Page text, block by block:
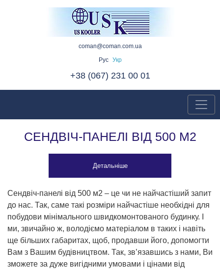
coman@coman.com.ua
Рус
Укр
+38 (067) 231 00 01
СЕНДВІЧ-ПАНЕЛІ ВІД 500 М2
Детальніше
Сендвіч-панелі від 500 м2 – це чи не найчастіший запит
до нас. Так, саме такі розміри найчастіше необхідні для
побудови мінімального швидкомонтованого будинку. І
ми, звичайно ж, володіємо матеріалом в таких і навіть
ще більших габаритах, щоб, продавши його, допомогти
Вам з Вашим будівництвом. Так, зв’язавшись з нами, Ви
зможете за дуже вигідними умовами і цінами від